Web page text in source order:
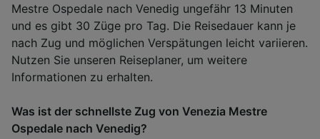
Mestre Ospedale nach Venedig ungefähr 13 Minuten
und es gibt 30 Züge pro Tag. Die Reisedauer kann je
nach Zug und möglichen Verspätungen leicht variieren.
Nutzen Sie unseren Reiseplaner, um weitere
Informationen zu erhalten.
Was ist der schnellste Zug von Venezia Mestre
Ospedale nach Venedig?